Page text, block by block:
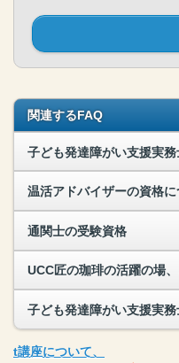
関連するFAQ
子ども発達障がい支援実
温活アドバイザーの資格に
通関士の受験資格
UCC匠の珈琲の活躍の場
子ども発達障がい支援実
t講座について、